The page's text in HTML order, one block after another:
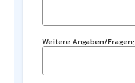
Weitere Angaben/Fragen: